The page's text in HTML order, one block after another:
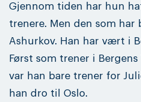
Gjennom tiden har hun
trenere. Men den som har
Ashurkov. Han har vært i
Først som trener i
var han bare trener for
han dro til Oslo.